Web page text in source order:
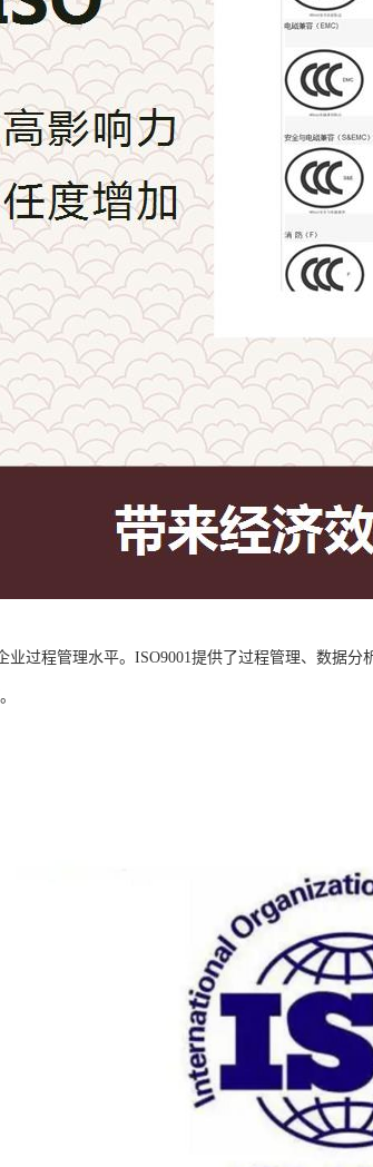
业过程管理水平。ISO9001提供了过程管理、数据